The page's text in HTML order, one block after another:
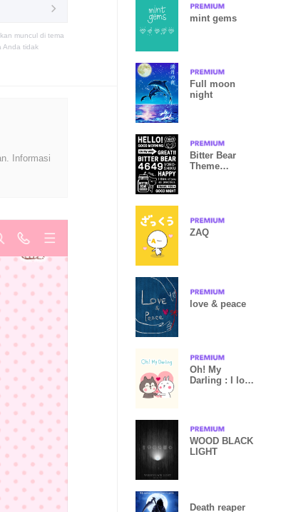
muncul di tema
Anda tidak
Informasi
mint gems
Full moon
night
Bitter Bear
Theme
ZAQ
love & peace
Oh! My
Darling : I love
WOOD BLACK
LIGHT
Death reaper